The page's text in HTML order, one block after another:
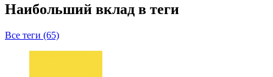
Наибольший вклад в теги
Все теги (65)